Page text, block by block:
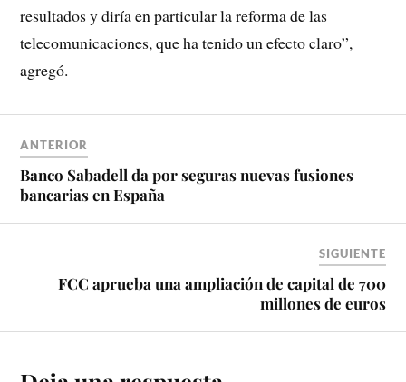
resultados y diría en particular la reforma de las
telecomunicaciones, que ha tenido un efecto claro”,
agregó.
ANTERIOR
Banco Sabadell da por seguras nuevas fusiones
bancarias en España
SIGUIENTE
FCC aprueba una ampliación de capital de 700
millones de euros